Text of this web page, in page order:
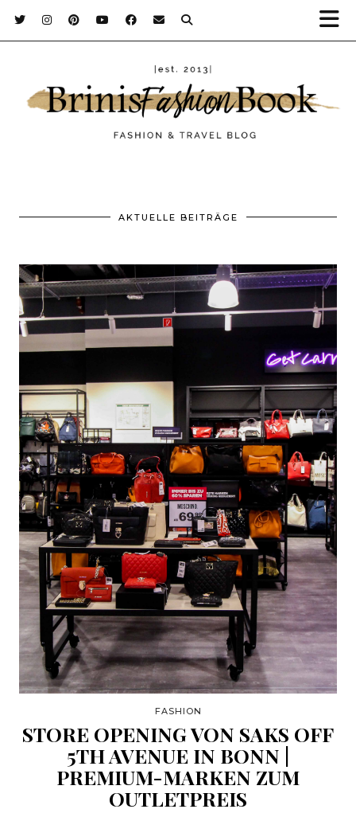
AKTUELLE BEITRÄGE
FASHION
STORE OPENING VON SAKS OFF
5TH AVENUE IN BONN |
PREMIUM-MARKEN ZUM
OUTLETPREIS